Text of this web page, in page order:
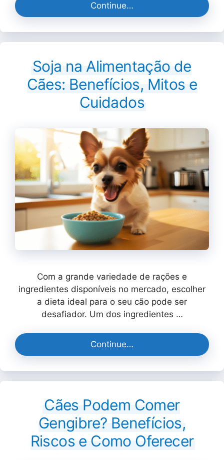
Continue…
Soja na Alimentação de
Cães: Benefícios, Mitos e
Cuidados
Com a grande variedade de rações e
ingredientes disponíveis no mercado, escolher
a dieta ideal para o seu cão pode ser
desafiador. Um dos ingredientes …
Continue…
Cães Podem Comer
Gengibre? Benefícios,
Riscos e Como Oferecer